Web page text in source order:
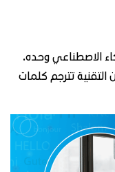
الاصطناعي وحده.
تترجم كلمات